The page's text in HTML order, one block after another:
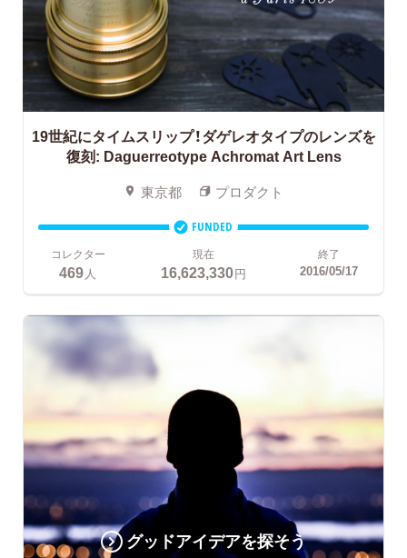
19世紀にタイムスリップ！ダゲレオタイプのレンズを
復刻: Daguerreotype Achromat Art Lens
東京都 プロダクト
FUNDED
コレクター
469 人
現在
16,623,330円
終了
2016/05/17
グッドアイデアを探そう